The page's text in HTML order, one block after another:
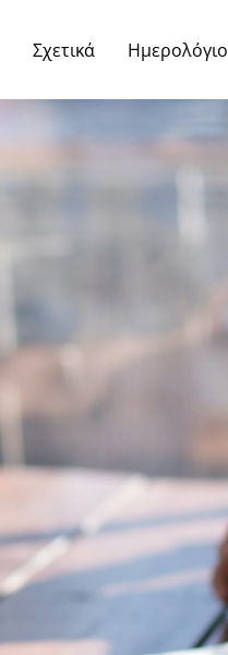
Σχετικά Ημερολόγιο